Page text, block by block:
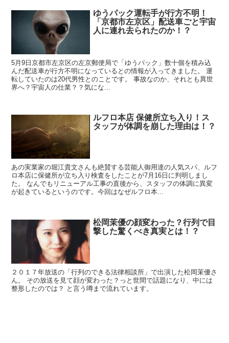
ゆうパック運転手が行方不明！
「京都市左京区」配送車ごと宇宙
人に連れ去られたのか！？
5月9日京都市左京区の左京郵便局で「ゆうパック」数十個を積み込
んだ配送車が行方不明になっているとの情報が入ってきました。 運
転していたのは20代男性とのことです。 事故なのか、それとも異世
界へ？宇宙人の仕業？？気にな...
ルフロ本店 保健所立ち入り！ス
タッフが体調を崩した理由は！？
あの実業家の堀江貴文さんも絶賛する芸能人御用達の人気スパ、ルフ
ロ本店に保健所が立ち入り検査をしたことが7月16日に判明しまし
た。 なんでもリニューアル工事の直後から、スタッフの体調に異変
が起きているというのです。今回はなぜルフロ本...
松岡茉優の顔変わった？行列で目
撃した驚くべき真実とは！？
２０１７年放送の「行列のできる法律相談所」で出演した松岡茉優さ
ん。 その放送を見て顔が変わった？っと世間で話題になり、中には
整形したのでは？ と言う噂まで流れています。